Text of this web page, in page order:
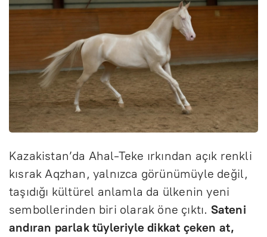
Kazakistan’da Ahal-Teke ırkından açık renkli
kısrak Aqzhan, yalnızca görünümüyle değil,
taşıdığı kültürel anlamla da ülkenin yeni
sembollerinden biri olarak öne çıktı. Sateni
andıran parlak tüyleriyle dikkat çeken at,